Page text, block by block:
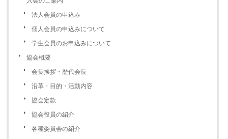
法人会員の申込み
個人会員の申込みについて
学生会員のお申込みについて
協会概要
会長挨拶・歴代会長
沿革・目的・活動内容
協会定款
協会役員の紹介
各種委員会の紹介